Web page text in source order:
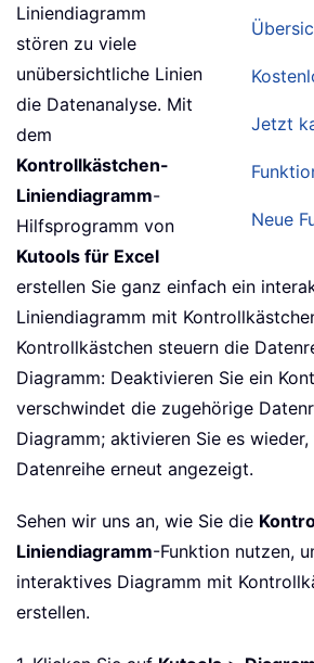
Jetzt
Neue
Liniendiagramm
stören zu viele
unübersichtliche Linien
die Datenanalyse. Mit
dem
Kontrollkästchen-
Liniendiagramm-
Hilfsprogramm von
Kutools für Excel
erstellen Sie ganz einfach ein
Liniendiagramm mit
Kontrollkästchen steuern die
Diagramm: Deaktivieren Sie ein
verschwindet die zugehörige
Diagramm; aktivieren Sie es
Datenreihe erneut angezeigt.
Sehen wir uns an, wie Sie die
Liniendiagramm-Funktion nutzen,
interaktives Diagramm mit
erstellen.